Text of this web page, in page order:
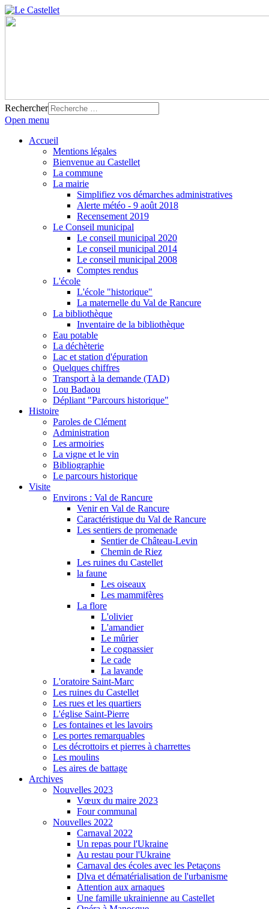
Rechercher
Open menu
Accueil
Mentions légales
Bienvenue au Castellet
La commune
La mairie
Simplifiez vos démarches administratives
Alerte météo - 9 août 2018
Recensement 2019
Le Conseil municipal
Le conseil municipal 2020
Le conseil municipal 2014
Le conseil municipal 2008
Comptes rendus
L'école
L'école "historique"
La maternelle du Val de Rancure
La bibliothèque
Inventaire de la bibliothèque
Eau potable
La déchèterie
Lac et station d'épuration
Quelques chiffres
Transport à la demande (TAD)
Lou Badaou
Dépliant "Parcours historique"
Histoire
Paroles de Clément
Administration
Les armoiries
La vigne et le vin
Bibliographie
Le parcours historique
Visite
Environs : Val de Rancure
Venir en Val de Rancure
Caractéristique du Val de Rancure
Les sentiers de promenade
Sentier de Château-Levin
Chemin de Riez
Les ruines du Castellet
la faune
Les oiseaux
Les mammifères
La flore
L'olivier
L'amandier
Le mûrier
Le cognassier
Le cade
La lavande
L'oratoire Saint-Marc
Les ruines du Castellet
Les rues et les quartiers
L'église Saint-Pierre
Les fontaines et les lavoirs
Les portes remarquables
Les décrottoirs et pierres à charrettes
Les moulins
Les aires de battage
Archives
Nouvelles 2023
Vœux du maire 2023
Four communal
Nouvelles 2022
Carnaval 2022
Un repas pour l'Ukraine
Au restau pour l'Ukraine
Carnaval des écoles avec les Petaçons
Dlva et dématérialisation de l'urbanisme
Attention aux arnaques
Une famille ukrainienne au Castellet